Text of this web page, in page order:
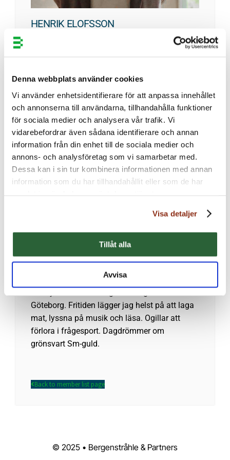
Denna webbplats använder cookies
Vi använder enhetsidentifierare för att anpassa innehållet
och annonserna till användarna, tillhandahålla funktioner
för sociala medier och analysera vår trafik. Vi
vidarebefordrar även sådana identifierare och annan
information från din enhet till de sociala medier och
annons- och analysföretag som vi samarbetar med.
Dessa kan i sin tur kombinera informationen med annan
information som du har tillhandahållit eller som de har
Visa detaljer
Tillåt alla
Avvisa
English
HENRIK ELOFSSON
Kontor:Jönköping
Erfarenhet och drivkrafter
Med tidigare erfarenhet som entreprenör och i
roller med utvecklings- och operativt ansvar
trivs jag i tvärsnittet där strategi ska formas till
taktik och agerbara mål. I rollen som Senior
Business Advisor får jag en möjlighet jobba
med kunden utifrån dess affärsmål och
hävstång för att nå dessa. I tidigare roller har
nu jobba med kollegor som vill och vågar utgå
Göteborg. Fritiden lägger jag helst på att laga
mat, lyssna på musik och läsa. Ogillar att
förlora i frågesport. Dagdrömmer om
grönsvart Sm-guld.
Back to member list page
© 2025 • Bergenstråhle & Partners